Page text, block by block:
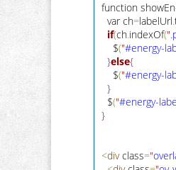
function
  var ch
=labelUrl.
if(ch.indexOf("
    $
("#energy-
}else{
    $
("#energy-
}
  $
("#energy-
}
<div class="